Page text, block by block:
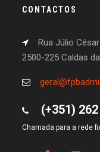
CONTACTOS
Rua Júlio
2500-225 Caldas
(+351)
Chamada para a rede